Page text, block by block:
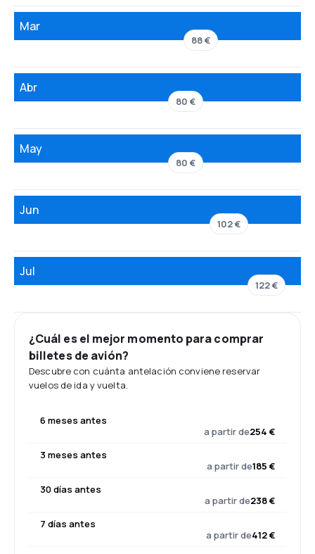
Mar
88 €
Abr
80 €
May
80 €
Jun
102 €
Jul
122 €
¿Cuál es el mejor momento para comprar
billetes de avión?
Descubre con cuánta antelación conviene reservar
vuelos de ida y vuelta.
6 meses antes
a partir de254 €
3 meses antes
a partir de185 €
30 días antes
a partir de238 €
7 días antes
a partir de412 €